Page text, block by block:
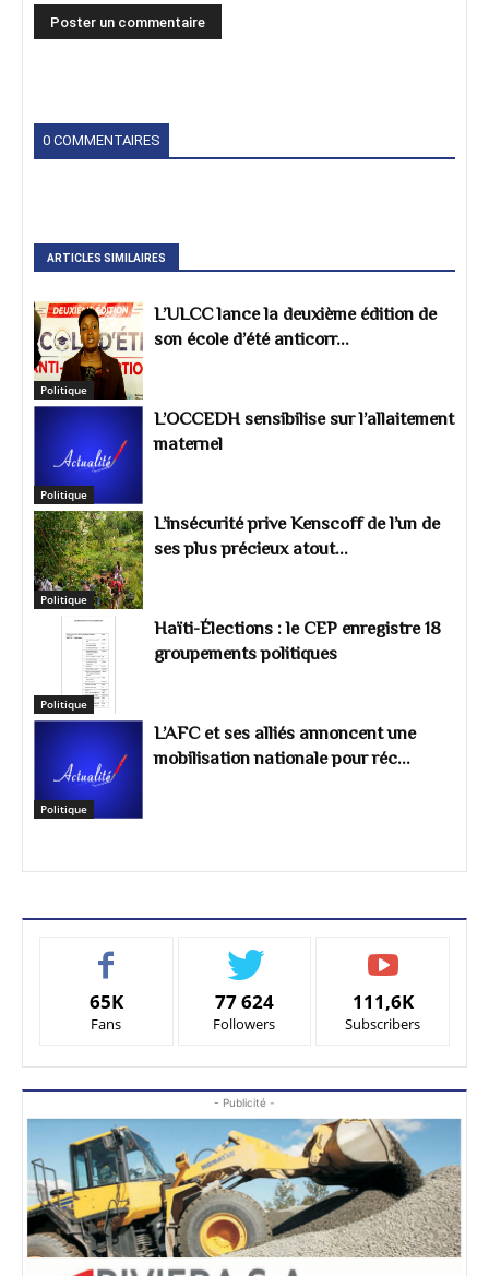
0 COMMENTAIRES
ARTICLES SIMILAIRES
Politique
L’ULCC lance la deuxième édition de
son école d’été anticorr...
Politique
L’OCCEDH sensibilise sur l’allaitement
maternel
Politique
L’insécurité prive Kenscoff de l’un de
ses plus précieux atout...
Politique
Haïti-Élections : le CEP enregistre 18
groupements politiques
Politique
L’AFC et ses alliés annoncent une
mobilisation nationale pour réc...
65K
Fans
77 624
Followers
111,6K
Subscribers
- Publicité -